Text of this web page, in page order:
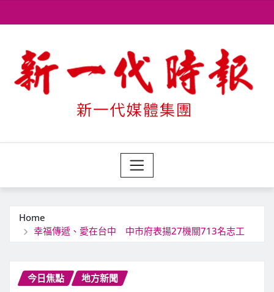
to
Home
幸福傳遞、愛在台中 中市府表揚27機關713名志工
今日焦點 地方新聞